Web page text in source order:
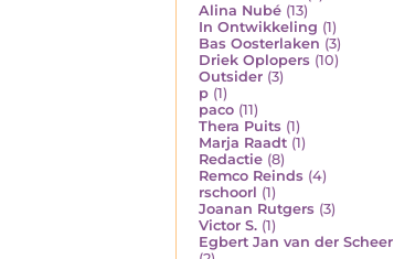
Alina Nubé (13)
In Ontwikkeling (1)
Bas Oosterlaken (3)
Driek Oplopers (10)
Outsider (3)
p (1)
paco (11)
Thera Puits (1)
Marja Raadt (1)
Redactie (8)
Remco Reinds (4)
rschoorl (1)
Joanan Rutgers (3)
Victor S. (1)
Egbert Jan van der Scheer